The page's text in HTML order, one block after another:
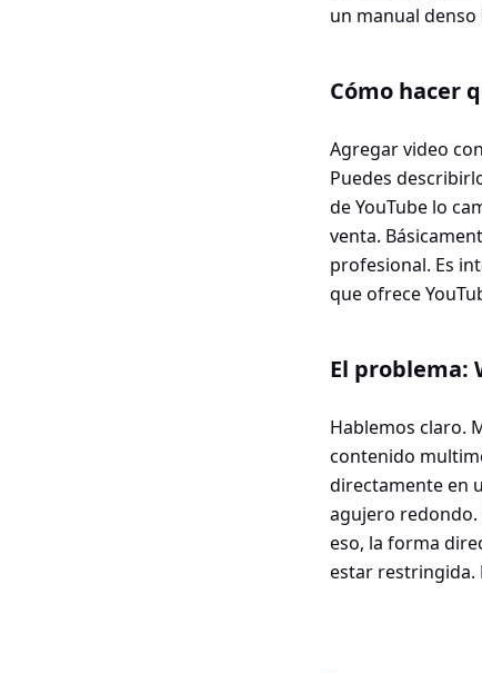
un manual denso
Cómo hacer
Agregar video
Puedes
de YouTube lo
venta.
profesional. Es
que ofrece
El problema:
Hablemos claro.
contenido
directamente en
agujero redondo.
eso, la forma
estar restringida.